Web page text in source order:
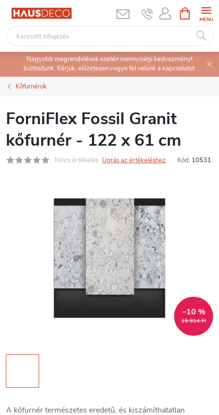
Ugrás
tartalomhoz
KOSÁR
Nagyobb megrendelések esetén mennyiségi kedvezményt
biztosítunk. Kérjük, előzetesen vegye fel velünk a kapcsolatot.
Kőfurnérok
ForniFlex Fossil Granit
kőfurnér - 122 x 61 cm
Nincs értékelés Ugrás az értékeléshez Kód: 10531
18 814 Ft
–10 %
A kőfurnér természetes eredetű, és kiszámíthatatlan